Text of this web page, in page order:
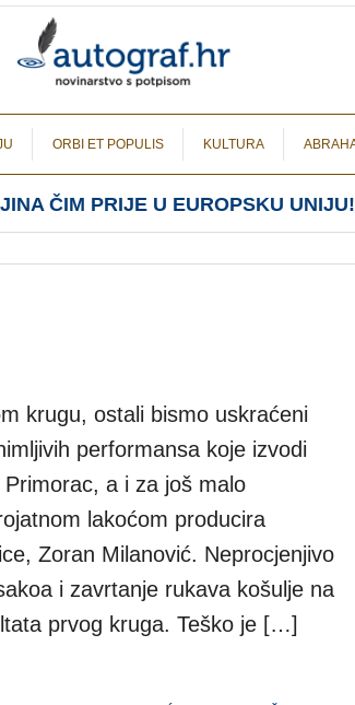
ORBI ET POPULIS KULTURA
ČIM PRIJE U EUROPSKU
krugu, ostali bismo uskraćeni
performansa koje izvodi
a i za još malo
lakoćom producira
Zoran Milanović. Neprocjenjivo
i zavrtanje rukava košulje na
prvog kruga. Teško je […]